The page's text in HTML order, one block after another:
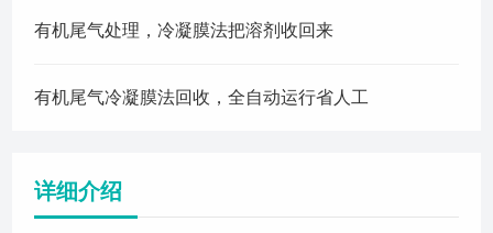
有机尾气处理，冷凝膜法把溶剂收回来
有机尾气冷凝膜法回收，全自动运行省人工
详细介绍